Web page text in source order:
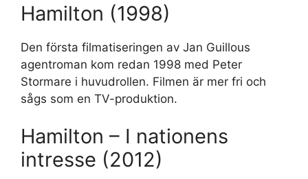
Hamilton (1998)
Den första filmatiseringen av Jan Guillous
agentroman kom redan 1998 med Peter
Stormare i huvudrollen. Filmen är mer fri och
sågs som en TV-produktion.
Hamilton – I nationens
intresse (2012)